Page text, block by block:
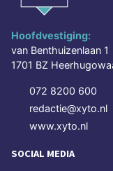
Hoofdvestiging:
van Benthuizenlaan 1
1701 BZ
072 8200 600
redactie@xyto.nl
www.xyto.nl
SOCIAL MEDIA